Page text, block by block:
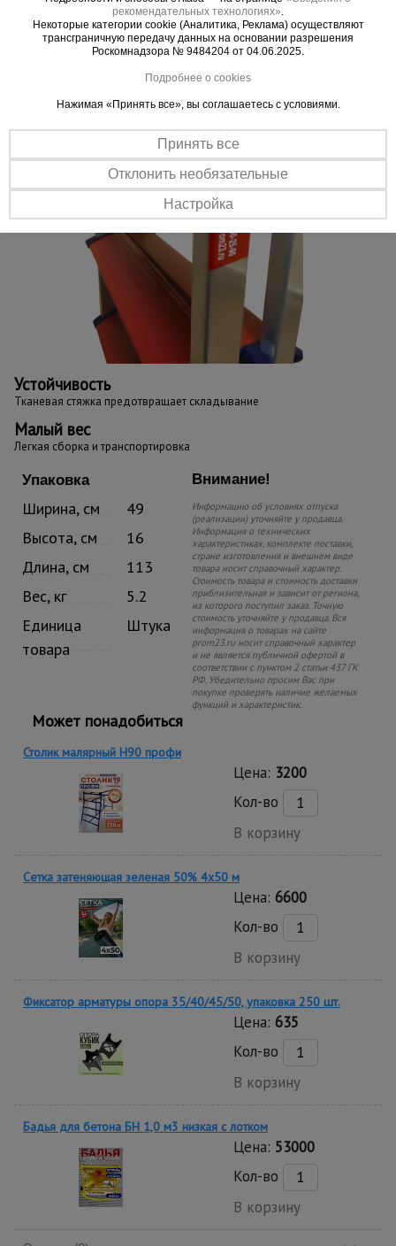
Безопасность
Пластиковая окантовка ступеней защищает от случайных порезов
Устойчивость
Тканевая стяжка предотвращает складывание
Малый вес
Легкая сборка и транспортировка
Упаковка
Ширина, см
49
Высота, см
16
Длина, см
113
Вес, кг
5.2
Единица
товара
Штука
Внимание!
Информацию об условиях отпуска
(реализации) уточняйте у продавца.
Информация о технических
характеристиках, комплекте поставки,
стране изготовления и внешнем виде
товара носит справочный характер.
Стоимость товара и стоимость доставки
приблизительная и зависит от региона,
из которого поступил заказ. Точную
стоимость уточняйте у продавца. Вся
информация о товарах на сайте
prom23.ru носит справочный характер
и не является публичной офертой в
соответствии с пунктом 2 статьи 437 ГК
РФ. Убедительно просим Вас при
покупке проверять наличие желаемых
функций и характеристик.
Может понадобиться
Столик малярный H90 профи
Цена: 3200
Кол-во
В корзину
Сетка затеняющая зеленая 50% 4х50 м
Цена: 6600
Кол-во
В корзину
Фиксатор арматуры опора 35/40/45/50, упаковка 250 шт.
Цена: 635
Кол-во
В корзину
Бадья для бетона БН 1,0 м3 низкая c лотком
Цена: 53000
Кол-во
В корзину
рекомендательных технологиях».
Некоторые категории cookie (Аналитика, Реклама) осуществляют
трансграничную передачу данных на основании разрешения
Роскомнадзора № 9484204 от 04.06.2025.
Подробнее о cookies
Нажимая «Принять все», вы соглашаетесь с условиями.
Принять все
Отклонить необязательные
Настройка